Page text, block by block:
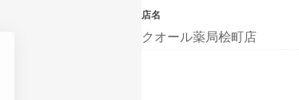
店名
クオール薬局桧町店